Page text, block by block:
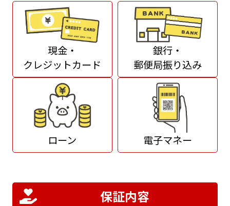
現金・
クレジットカード
銀行・
郵便局振り込み
ローン 電子マネー
保証内容